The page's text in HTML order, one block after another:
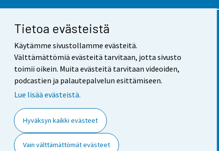
Tietoa evästeistä
Käytämme sivustollamme evästeitä.
Välttämättömiä evästeitä tarvitaan, jotta sivusto
toimii oikein. Muita evästeitä tarvitaan videoiden,
podcastien ja palautepalvelun esittämiseen.
Lue lisää evästeistä.
Hyväksyn kaikki evästeet
Vain välttämättömät evästeet
Yhteystiedot
Palaute
Käyttöehdot
Saavutettavuus
Tietoa sivustosta
Evästeasetukset